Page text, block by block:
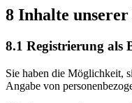
8 Inhalte
8.1 Registrierung als
Sie haben die Möglichkeit,
Angabe von